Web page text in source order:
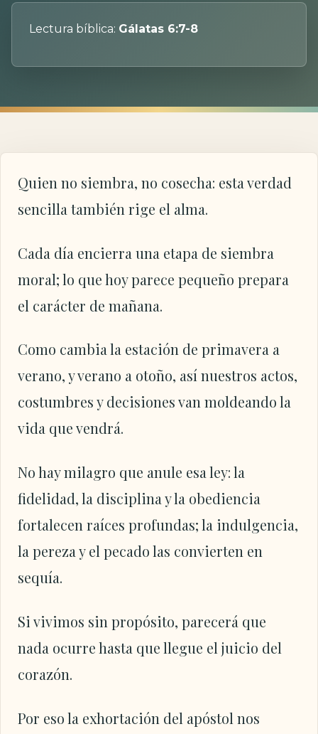
Lectura bíblica: Gálatas 6:7-8
Quien no siembra, no cosecha: esta verdad
sencilla también rige el alma.
Cada día encierra una etapa de siembra
moral; lo que hoy parece pequeño prepara
el carácter de mañana.
Como cambia la estación de primavera a
verano, y verano a otoño, así nuestros actos,
costumbres y decisiones van moldeando la
vida que vendrá.
No hay milagro que anule esa ley: la
fidelidad, la disciplina y la obediencia
fortalecen raíces profundas; la indulgencia,
la pereza y el pecado las convierten en
sequía.
Si vivimos sin propósito, parecerá que
nada ocurre hasta que llegue el juicio del
corazón.
Por eso la exhortación del apóstol nos